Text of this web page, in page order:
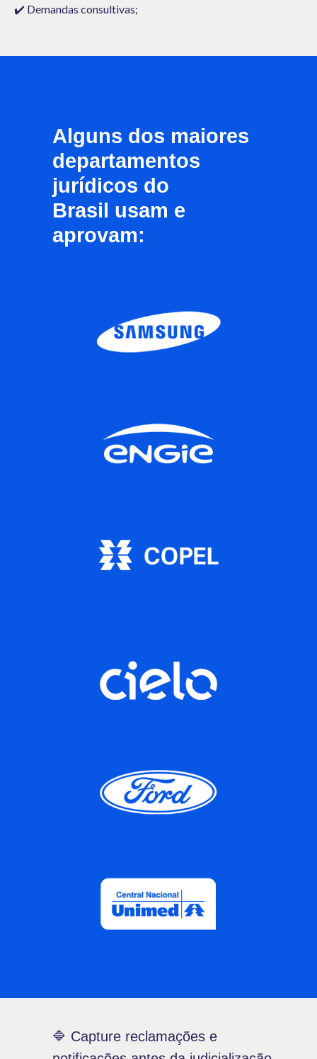
✔️ Demandas consultivas;
Alguns dos maiores
departamentos
jurídicos do
Brasil usam e
aprovam:
🔷 Capture reclamações e